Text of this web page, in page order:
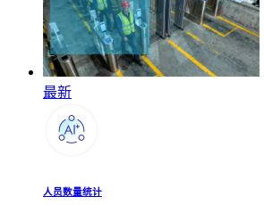
最新
人员数量统计